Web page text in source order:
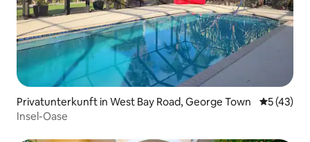
Privatunterkunft in West Bay Road, George Town
5 (43)
Insel-Oase